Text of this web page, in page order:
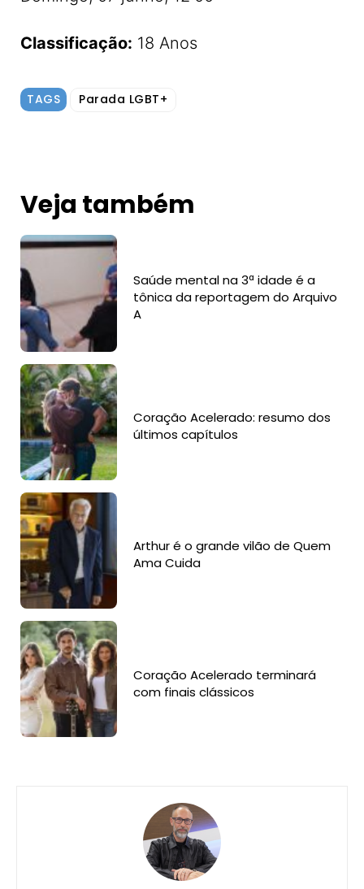
Classificação: 18 Anos
TAGS Parada LGBT+
Veja também
Saúde mental na 3ª idade é a
tônica da reportagem do Arquivo
A
Coração Acelerado: resumo dos
últimos capítulos
Arthur é o grande vilão de Quem
Ama Cuida
Coração Acelerado terminará
com finais clássicos